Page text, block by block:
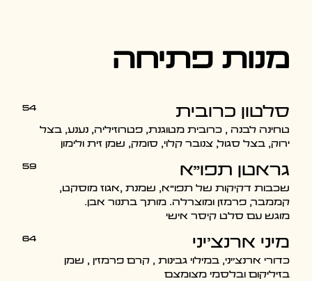
מנות פתיחה
סלטון כרובית
טחינה לבנה , כרובית מטוגנת, פטרוזיליה, נענע, בצל
ירוק, בצל סגול, צנובר קלוי, סומק, שמן זית ולימון
54
גראטן תפו"א
שכבות דקיקות של תפו"א, שמנת ,אגוז מוסקט,
קממבר, פרמזן ומוצרלה. מותך בתנור אבן.
מוגש עם סלט קיסר אישי
59
מיני ארנצ'יני
כדורי ארנצ'יני, במילוי גבינות , קרם פרמז'ן , שמן
בזיליקום ובלסמי מצומצם
64